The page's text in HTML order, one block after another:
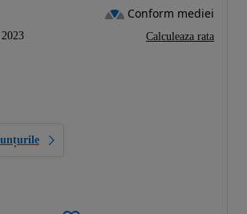
2023
Conform mediei
Calculeaza rata